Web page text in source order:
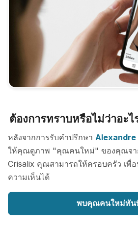
ต้องการทราบหรือไม่ว่าอะ
หลังจากการรับคำปรึกษา Alexandre
ให้คุณดูภาพ "คุณคนใหม่" ของคุณจา
Crisalix คุณสามารถให้ครอบครัว เพื่
ความเห็นได้
พบคุณคนใหม่ทัน